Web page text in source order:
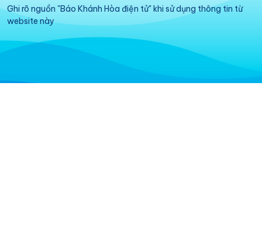
Ghi rõ nguồn "Báo Khánh Hòa điện tử" khi sử dụng thông tin từ
website này